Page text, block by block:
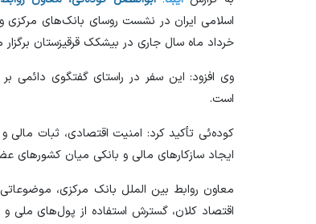
خرداد ماه سال جاری در بیشکک قرقیزستان
وی افزود: این سفر در راستای گفتگوی دائمی
است.
کوده‌ئی تأکید کرد: امنیت اقتصادی، ثبات
ایجاد سازکار‌های مالی و بانکی میان کشور‌های
معاون روابط بین الملل بانک مرکزی،
اقتصاد کلان، گسترش استفاده از پول‌های ملی